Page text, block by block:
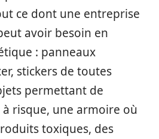
ce dont une entreprise
avoir besoin en
: panneaux
stickers de toutes
permettant de
risque, une armoire où
toxiques, des